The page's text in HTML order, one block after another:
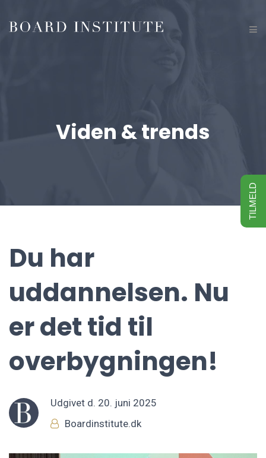
Viden & trends
Du har
uddannelsen. Nu
er det tid til
overbygningen!
Udgivet d. 20. juni 2025
Boardinstitute.dk
TILMELD